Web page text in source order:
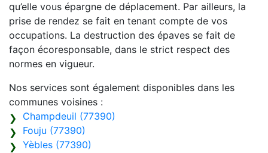
qu’elle vous épargne de déplacement. Par ailleurs, la
prise de rendez se fait en tenant compte de vos
occupations. La destruction des épaves se fait de
façon écoresponsable, dans le strict respect des
normes en vigueur.
Nos services sont également disponibles dans les
communes voisines :
Champdeuil (77390)
Fouju (77390)
Yèbles (77390)